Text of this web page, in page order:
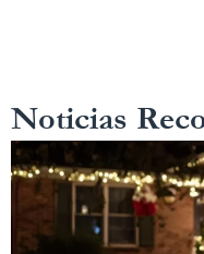
Noticias